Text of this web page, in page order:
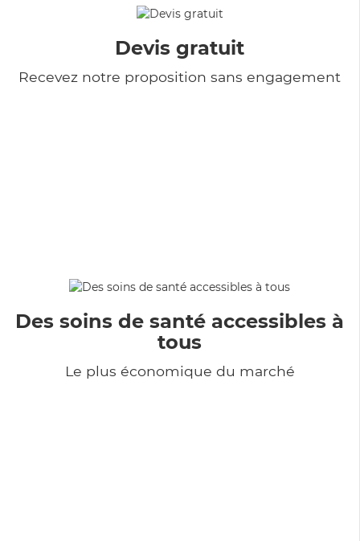
Devis gratuit
Recevez notre proposition sans engagement
Des soins de santé accessibles à
tous
Le plus économique du marché